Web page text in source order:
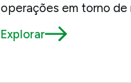
operações em torno
Explorar